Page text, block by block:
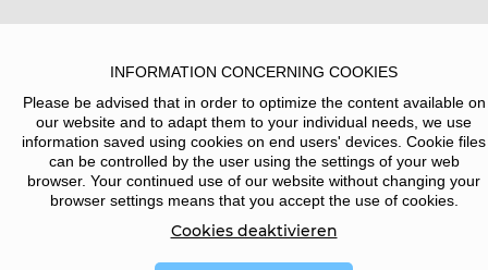
INFORMATION CONCERNING COOKIES
Please be advised that in order to optimize the content available on
our website and to adapt them to your individual needs, we use
information saved using cookies on end users' devices. Cookie files
can be controlled by the user using the settings of your web
browser. Your continued use of our website without changing your
browser settings means that you accept the use of cookies.
Cookies deaktivieren